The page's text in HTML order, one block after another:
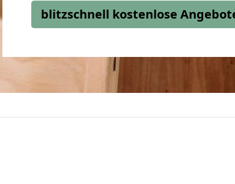
blitzschnell kostenlose